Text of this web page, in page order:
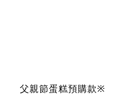
父親節蛋糕預購款※